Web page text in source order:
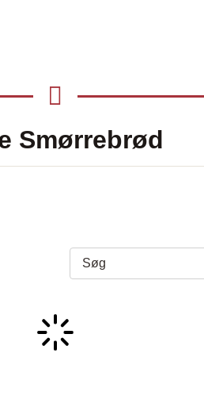
Smørrebrød